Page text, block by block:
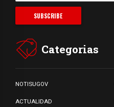
Categorias
NOTISUGOV
ACTUALIDAD